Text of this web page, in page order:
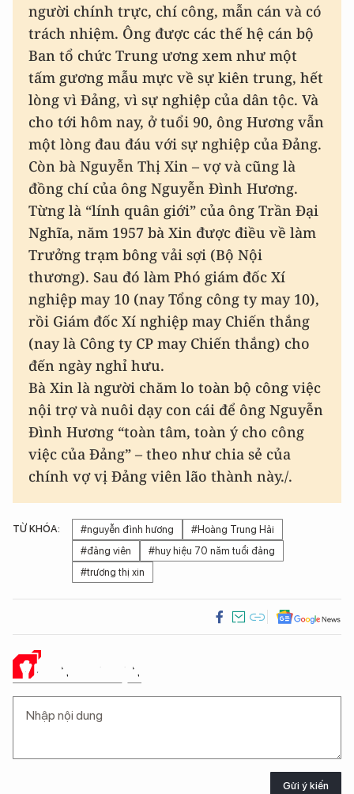
người chính trực, chí công, mẫn cán và có
trách nhiệm. Ông được các thế hệ cán bộ
Ban tổ chức Trung ương xem như một
tấm gương mẫu mực về sự kiên trung, hết
lòng vì Đảng, vì sự nghiệp của dân tộc. Và
cho tới hôm nay, ở tuổi 90, ông Hương vẫn
một lòng đau đáu với sự nghiệp của Đảng.
Còn bà Nguyễn Thị Xin – vợ và cũng là
đồng chí của ông Nguyễn Đình Hương.
Từng là “lính quân giới” của ông Trần Đại
Nghĩa, năm 1957 bà Xin được điều về làm
Trưởng trạm bông vải sợi (Bộ Nội
thương). Sau đó làm Phó giám đốc Xí
nghiệp may 10 (nay Tổng công ty may 10),
rồi Giám đốc Xí nghiệp may Chiến thắng
(nay là Công ty CP may Chiến thắng) cho
đến ngày nghỉ hưu.
Bà Xin là người chăm lo toàn bộ công việc
nội trợ và nuôi dạy con cái để ông Nguyễn
Đình Hương “toàn tâm, toàn ý cho công
việc của Đảng” – theo như chia sẻ của
chính vợ vị Đảng viên lão thành này./.
TỪ KHÓA: #nguyễn đình hương
#Hoàng Trung Hải
#đảng viên
#huy hiệu 70 năm tuổi đảng
#trương thị xin
Ý KIẾN CỦA BẠN
Gửi ý kiến